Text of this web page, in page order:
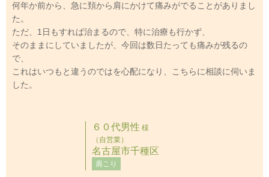
何年か前から、急に頚から肩にかけて痛みがでることがありまし
た。
ただ、1日もすれば治まるので、特に治療も行かず、
そのままにしていましたが、今回は数日たっても痛みが残るの
で、
これはいつもと違うのではを心配になり、こちらに相談に伺いま
した。
６０代男性 様
（自営業）
名古屋市千種区
肩こり